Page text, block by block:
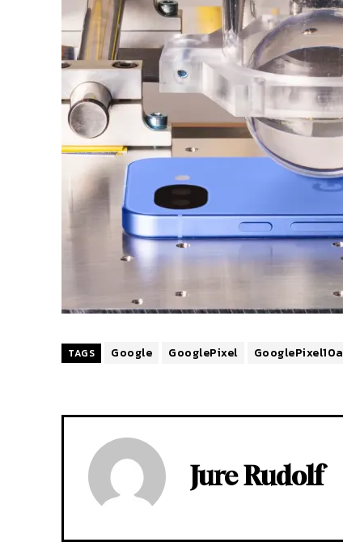
TAGS Google GooglePixel GooglePixel10a
Jure Rudolf